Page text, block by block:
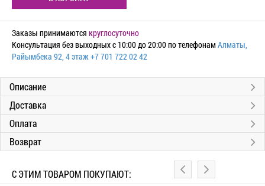
Заказы принимаются круглосуточно
Консультация без выходных с 10:00 до 20:00 по телефонамАлматы,
Райымбека 92, 4 этаж+7 701 722 02 42
Описание
Доставка
Оплата
Возврат
С ЭТИМ ТОВАРОМ ПОКУПАЮТ: